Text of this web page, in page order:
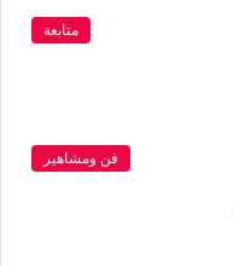
متابعة
فن ومشاهير